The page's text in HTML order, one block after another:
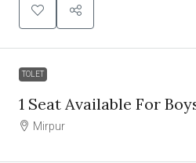
TOLET
1 Seat Available For
Mirpur